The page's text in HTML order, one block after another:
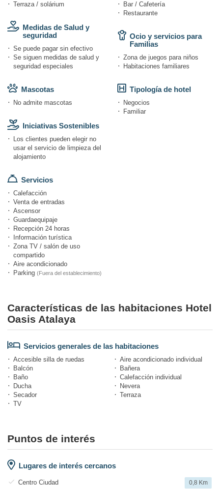
Terraza / solárium
Medidas de Salud y
seguridad
Se puede pagar sin efectivo
Se siguen medidas de salud y
seguridad especiales
Mascotas
No admite mascotas
Iniciativas Sostenibles
Los clientes pueden elegir no
usar el servicio de limpieza del
alojamiento
Servicios
Calefacción
Venta de entradas
Ascensor
Guardaequipaje
Recepción 24 horas
Información turística
Zona TV / salón de uso
compartido
Aire acondicionado
Parking (Fuera del establecimiento)
Bar / Cafetería
Restaurante
Ocio y servicios para
Familias
Zona de juegos para niños
Habitaciones familiares
Tipología de hotel
Negocios
Familiar
Características de las habitaciones Hotel
Oasis Atalaya
Servicios generales de las habitaciones
Accesible silla de ruedas
Aire acondicionado individual
Balcón
Bañera
Baño
Calefacción individual
Ducha
Nevera
Secador
Terraza
TV
Puntos de interés
Lugares de interés cercanos
Centro Ciudad 0,8 Km